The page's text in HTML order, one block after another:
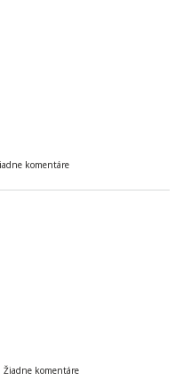
komentáre
Žiadne komentáre